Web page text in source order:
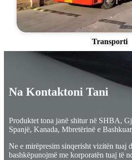
Transporti
Na Kontaktoni Tani
Produktet tona janë shitur në SHBA,
Spanjë, Kanada, Mbretërinë e
Ne e mirëpresim sinqerisht vizitën tuaj
bashkëpunojmë me korporatën tuaj të